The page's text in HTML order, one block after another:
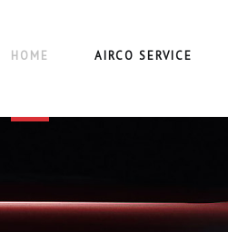
HOME AIRCO SERVICE